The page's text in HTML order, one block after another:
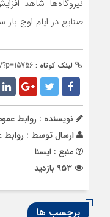
نیروگاه‌ها شاهد
صنایع در ایام اوج
لینک کوتاه :
نویسنده : روابط
ارسال توسط :
منبع : ایسنا
برچسب ها